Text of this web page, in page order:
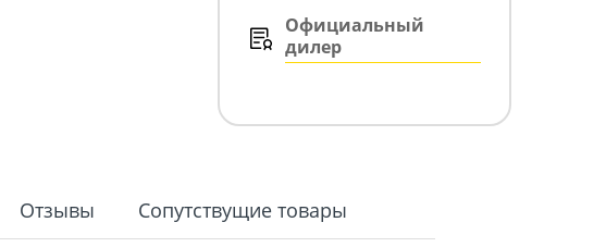
Официальный
дилер
Отзывы Сопутствущие товары